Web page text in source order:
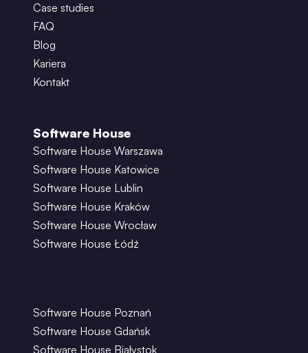
Case studies
FAQ
Blog
Kariera
Kontakt
Software House
Software House Warszawa
Software House Katowice
Software House Lublin
Software House Kraków
Software House Wrocław
Software House Łódź
Software House Poznań
Software House Gdańsk
Software House Białystok